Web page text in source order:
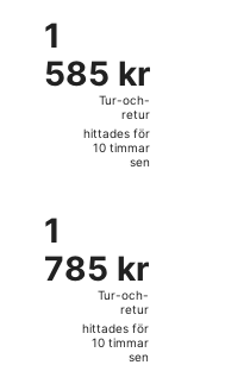
1
585 kr
Tur-
retur,
hittades
timmar
sen
1
585 kr
Tur-och-
retur
hittades för
10 timmar
sen
med avresa mån
1
785 kr
Tur-
retur,
hittades
1
785 kr
Tur-och-
retur
hittades för
10 timmar
sen
med avresa sön